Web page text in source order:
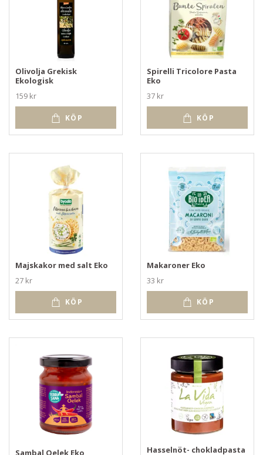
Olivolja Grekisk
Ekologisk
159 kr
KÖP
Spirelli Tricolore Pasta
Eko
37 kr
KÖP
Majskakor med salt Eko
27 kr
KÖP
Makaroner Eko
33 kr
KÖP
Sambal Oelek Eko
Hasselnöt- chokladpasta